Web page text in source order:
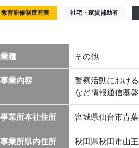
教育研修制度充実 社宅・家賃補助有
業種 その他
事業内容
警察活動におけ
など情報通信基
事業所本社住所 宮城県仙台市青
事業所県内住所 秋田県秋田市山